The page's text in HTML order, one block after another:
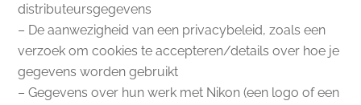
distributeursgegevens
– De aanwezigheid van een privacybeleid, zoals een
verzoek om cookies te accepteren/details over hoe je
gegevens worden gebruikt
– Gegevens over hun werk met Nikon (een logo of een